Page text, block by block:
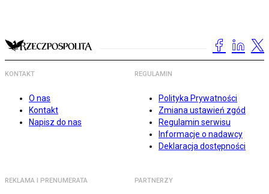
KONTAKT
O nas
Kontakt
Napisz do nas
REGULAMIN
Polityka Prywatności
Zmiana ustawień zgód
Regulamin serwisu
Informacje o nadawcy
Deklaracja dostępności
REKLAMA I PRENUMERATA PARTNERZY